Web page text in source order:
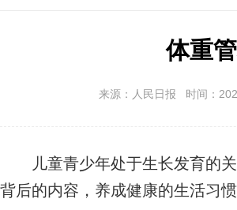
体重
来源：人民日报 时间：
儿童青少年处于生长发育的关
背后的内容，养成健康的生活习